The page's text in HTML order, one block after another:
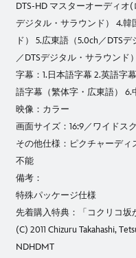
DTS-HD マスターオーディオ
デジタル・サラウンド） 4.韓
ド） 5.広東語（5.0ch／DTS
／DTSデジタル・サラウンド）
字幕：1.日本語字幕 2.英語字
語字幕（繁体字・広東語） 6.
映像：カラー
画面サイズ：16:9／ワイドス
その他仕様：ピクチャーディ
不能
備考：
特殊パッケージ仕様
先着購入特典：「コクリコ坂
(C) 2011 Chizuru Takahashi,
NDHDMT